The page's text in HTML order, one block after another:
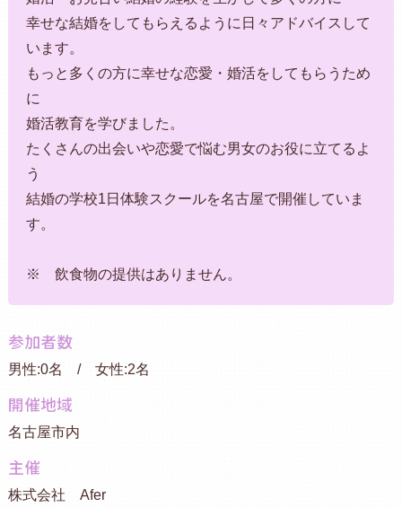
幸せな結婚をしてもらえるように日々アドバイスして
います。
もっと多くの方に幸せな恋愛・婚活をしてもらうため
に
婚活教育を学びました。
たくさんの出会いや恋愛で悩む男女のお役に立てるよ
う
結婚の学校1日体験スクールを名古屋で開催していま
す。
※ 飲食物の提供はありません。
参加者数
男性:0名 / 女性:2名
開催地域
名古屋市内
主催
株式会社 Afer